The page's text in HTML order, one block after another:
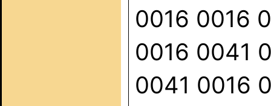
0016 0016
0016 0041
0041 0016